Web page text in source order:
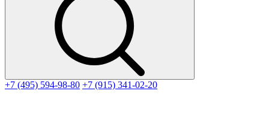
+7 (495) 594-98-80 +7 (915) 341-02-20